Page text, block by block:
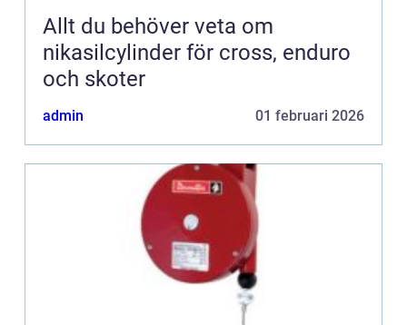
Allt du behöver veta om
nikasilcylinder för cross, enduro
och skoter
admin 01 februari 2026